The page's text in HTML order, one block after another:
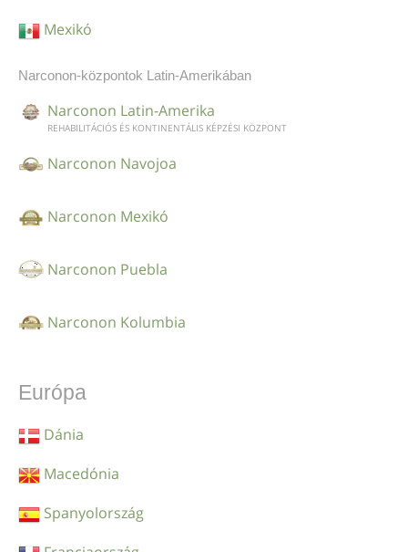
Mexikó
Narconon-központok Latin-Amerikában
Narconon Latin-Amerika
REHABILITÁCIÓS ÉS KONTINENTÁLIS KÉPZÉSI KÖZPONT
Narconon Navojoa
Narconon Mexikó
Narconon Puebla
Narconon Kolumbia
Európa
Dánia
Macedónia
Spanyolország